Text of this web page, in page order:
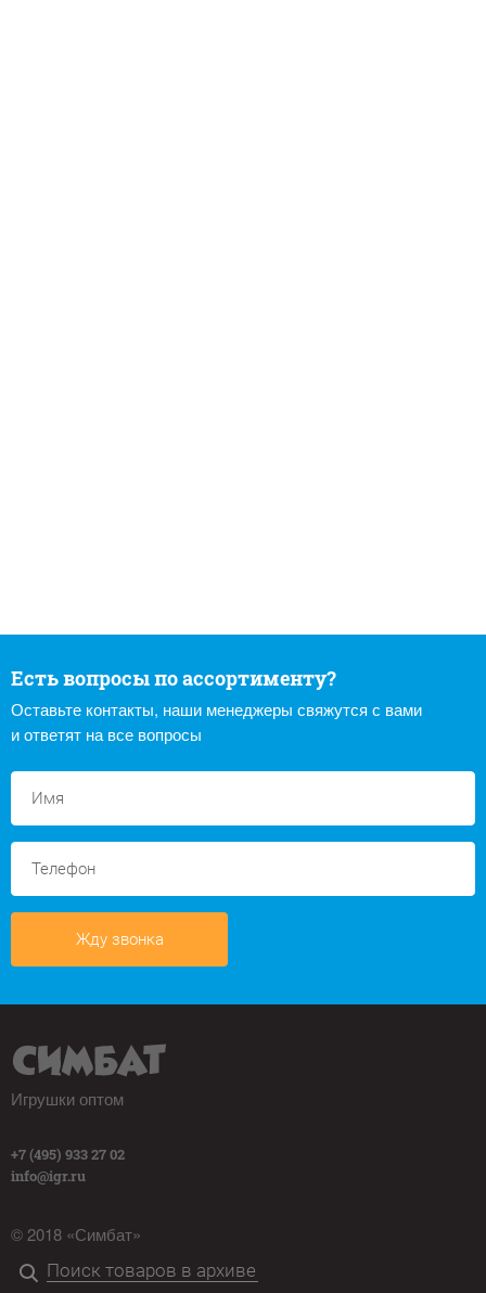
Есть вопросы по ассортименту?
Оставьте контакты, наши менеджеры свяжутся с вами
и ответят на все вопросы
Жду звонка
Игрушки оптом
+7 (495) 933 27 02
info@igr.ru
© 2018 «Симбат»